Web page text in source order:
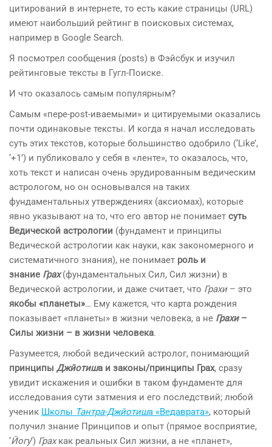
цитирований в интернете, то есть какие страницы (URL)
имеют наибольший рейтинг в поисковых системах,
например в Google Search.
Я посмотрел сообщения (posts) в Фэйсбук и изучил
рейтинговые тексты в Гугл-Поиске.
И что оказалось самым популярным?
Самым «пере-post-иваемыми» и цитируемыми оказались
почти одинаковые тексты. И когда я начал исследовать
суть этих текстов, которые большинство одобрило (‘Like’,
‘+1’) и публиковало у себя в «ленте», то оказалось, что,
хоть текст и написан очень эрудированным ведическим
астрологом, но он основывался на таких
фундаментальных утверждениях (аксиомах), которые
явно указывают на то, что его автор не понимает суть
Ведической астрологии (фундамент и принципы
Ведической астрологии как науки, как закономерного и
систематичного знания), не понимает роль и
знание Грах(фундаментальных Сил, Сил жизни) в
Ведической астрологии, и даже считает, что Грахи– это
якобы «планеты»… Ему кажется, что карта рождения
показывает «планеты» в жизни человека, а не Грахи–
Силы жизни – в жизни человека.
Разумеется, любой ведический астролог, понимающий
принципы Джйотиша и законы/принципы Грах, сразу
увидит искажения и ошибки в таком фундаменте для
исследования сути затмения и его последствий; любой
ученик Школы Тантра-Джйотиша «Ведаврата», который
получил знание Принципов и опыт (прямое восприятие,
‘Йогу‘) Грахкак реальных Сил жизни, а не «планет»,